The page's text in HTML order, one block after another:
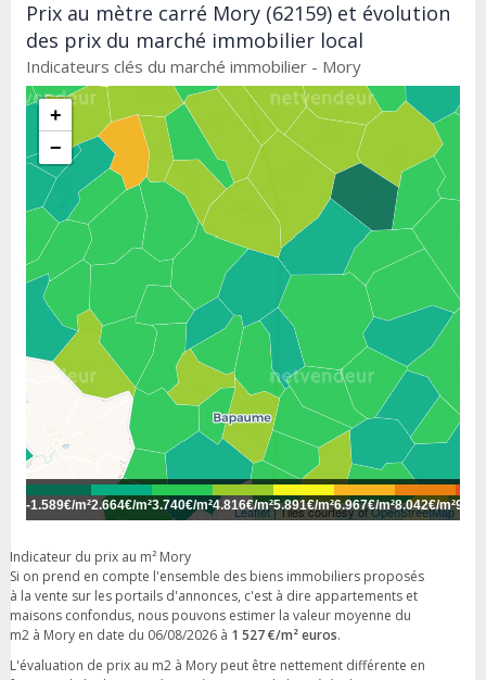
Prix au mètre carré Mory (62159) et évolution
des prix du marché immobilier local
Indicateurs clés du marché immobilier - Mory
+
−
Leaflet| Tiles courtesy ofOpenStreetMap
-1.589€/m²2.664€/m²3.740€/m²4.816€/m²5.891€/m²6.967€/m²8.042€/m²
Indicateur du prix au m² Mory
Si on prend en compte l'ensemble des biens immobiliers proposés
à la vente sur les portails d'annonces, c'est à dire appartements et
maisons confondus, nous pouvons estimer la valeur moyenne du
m2 à Mory en date du 06/08/2026 à 1 527 €/m² euros.
L'évaluation de prix au m2 à Mory peut être nettement différente en